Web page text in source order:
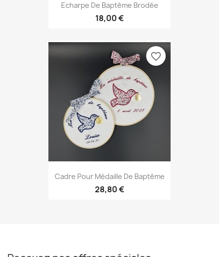
Echarpe De Baptême Brodée
18,00 €
Cadre Pour Médaille De Baptême
28,80 €
favorite_border